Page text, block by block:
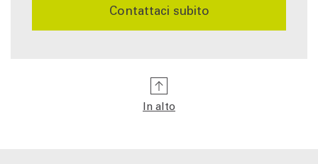
Contattaci subito
In alto